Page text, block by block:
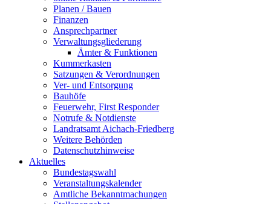
Planen / Bauen
Finanzen
Ansprechpartner
Verwaltungsgliederung
Ämter & Funktionen
Kummerkasten
Satzungen & Verordnungen
Ver- und Entsorgung
Bauhöfe
Feuerwehr, First Responder
Notrufe & Notdienste
Landratsamt Aichach-Friedberg
Weitere Behörden
Datenschutzhinweise
Aktuelles
Bundestagswahl
Veranstaltungskalender
Amtliche Bekanntmachungen